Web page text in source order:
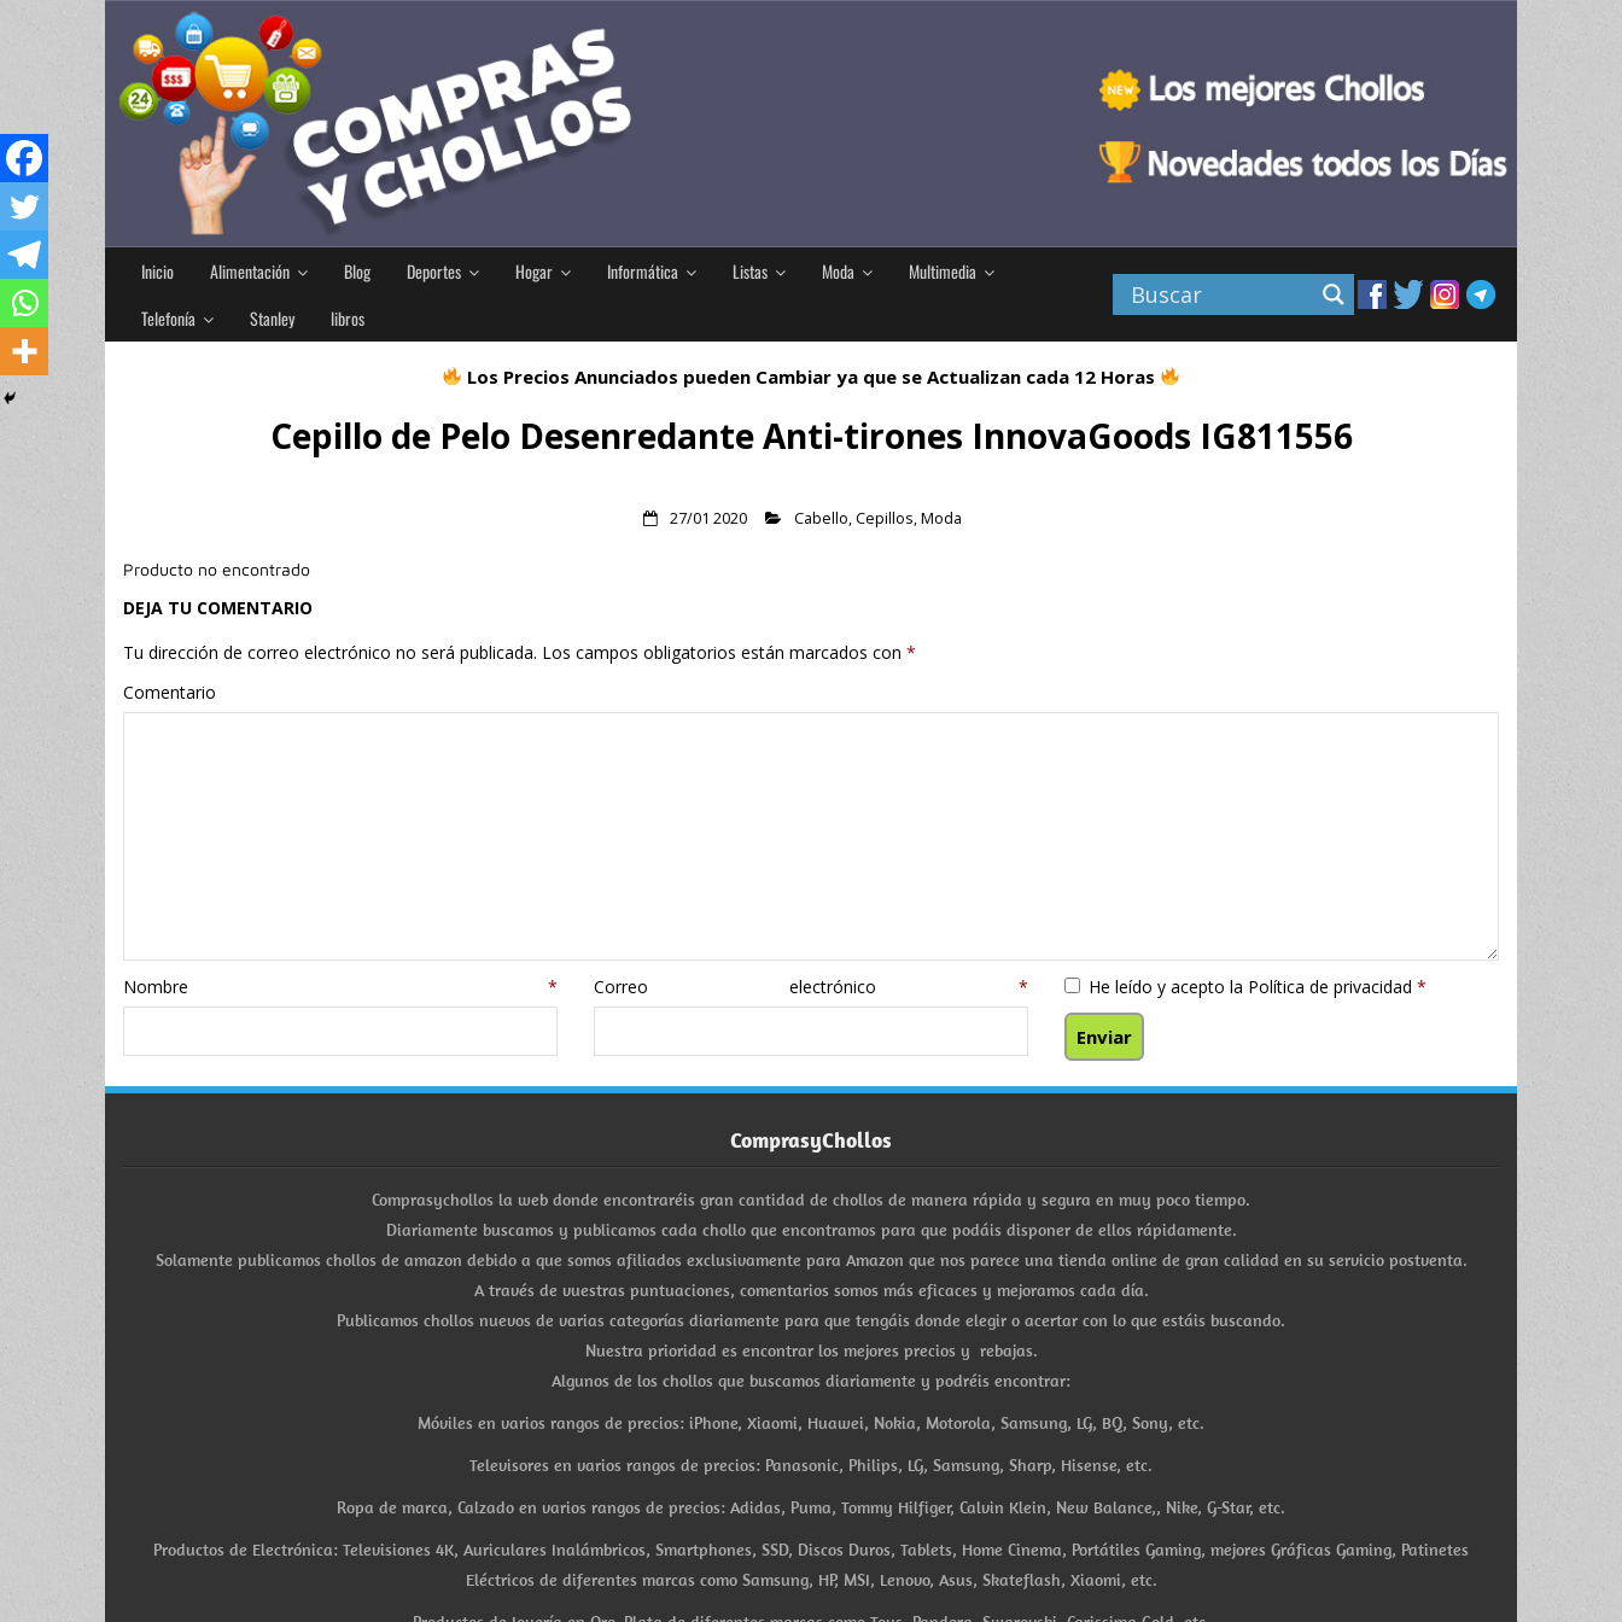
Inicio Alimentación Blog Deportes Hogar Informática Listas Moda
Multimedia
Telefonía
Stanley libros
Los Precios Anunciados pueden Cambiar ya que se Actualizan cada 12 Horas
Cepillo de Pelo Desenredante Anti-tirones InnovaGoods IG811556
27/01 2020 Cabello,Cepillos,Moda
Producto no encontrado
DEJA TU COMENTARIO
Tu dirección de correo electrónico no será publicada. Los campos obligatorios están marcados con *
Comentario
Nombre* Correo electrónico* He leído y acepto la Política de privacidad *
ComprasyChollos
Comprasychollos la web donde encontraréis gran cantidad de chollos de manera rápida y segura en muy poco tiempo.
Diariamente buscamos y publicamos cada chollo que encontramos para que podáis disponer de ellos rápidamente.
Solamente publicamos chollos de amazon debido a que somos afiliados exclusivamente para Amazon que nos parece una tienda online de gran calidad en su servicio postventa.
A través de vuestras puntuaciones, comentarios somos más eficaces y mejoramos cada día.
Publicamos chollos nuevos de varias categorías diariamente para que tengáis donde elegir o acertar con lo que estáis buscando.
Nuestra prioridad es encontrar los mejores precios y rebajas.
Algunos de los chollos que buscamos diariamente y podréis encontrar:
Móviles en varios rangos de precios: iPhone, Xiaomi, Huawei, Nokia, Motorola, Samsung, LG, BQ, Sony, etc.
Televisores en varios rangos de precios: Panasonic, Philips, LG, Samsung, Sharp, Hisense, etc.
Ropa de marca, Calzado en varios rangos de precios: Adidas, Puma, Tommy Hilfiger, Calvin Klein, New Balance,, Nike, G-Star, etc.
Productos de Electrónica: Televisiones 4K, Auriculares Inalámbricos, Smartphones, SSD, Discos Duros, Tablets, Home Cinema, Portátiles Gaming, mejores Gráficas Gaming, Patinetes
Eléctricos de diferentes marcas como Samsung, HP, MSI, Lenovo, Asus, Skateflash, Xiaomi, etc.